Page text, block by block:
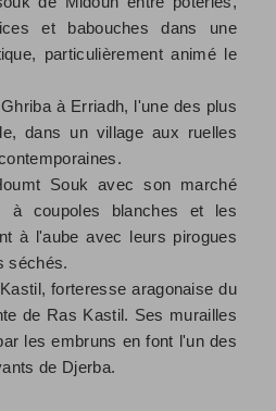
et babouches dans une
particulièrement animé le
à Erriadh, l'une des plus
dans un village aux ruelles
Souk avec son marché
à coupoles blanches et les
à l'aube avec leurs pirogues
séchés.
forteresse aragonaise du
de Ras Kastil. Ses murailles
les embruns en font l'un des
de Djerba.